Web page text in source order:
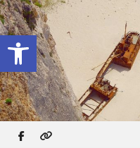
Ανοίξτε τη
Skip
to
content
facebook
themefreesia